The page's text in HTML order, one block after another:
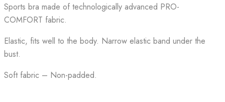
Sports bra made of technologically advanced PRO-
COMFORT fabric.
Elastic, fits well to the body. Narrow elastic band under the
bust.
Soft fabric – Non-padded.